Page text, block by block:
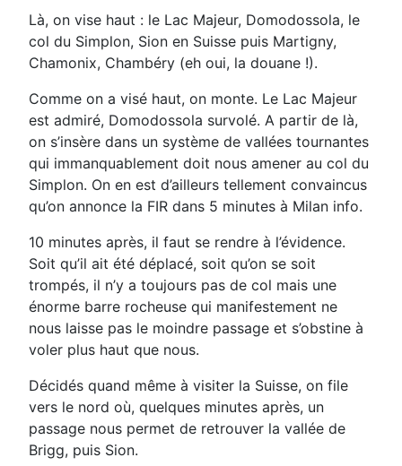
Là, on vise haut : le Lac Majeur, Domodossola, le
col du Simplon, Sion en Suisse puis Martigny,
Chamonix, Chambéry (eh oui, la douane !).
Comme on a visé haut, on monte. Le Lac Majeur
est admiré, Domodossola survolé. A partir de là,
on s’insère dans un système de vallées tournantes
qui immanquablement doit nous amener au col du
Simplon. On en est d’ailleurs tellement convaincus
qu’on annonce la FIR dans 5 minutes à Milan info.
10 minutes après, il faut se rendre à l’évidence.
Soit qu’il ait été déplacé, soit qu’on se soit
trompés, il n’y a toujours pas de col mais une
énorme barre rocheuse qui manifestement ne
nous laisse pas le moindre passage et s’obstine à
voler plus haut que nous.
Décidés quand même à visiter la Suisse, on file
vers le nord où, quelques minutes après, un
passage nous permet de retrouver la vallée de
Brigg, puis Sion.